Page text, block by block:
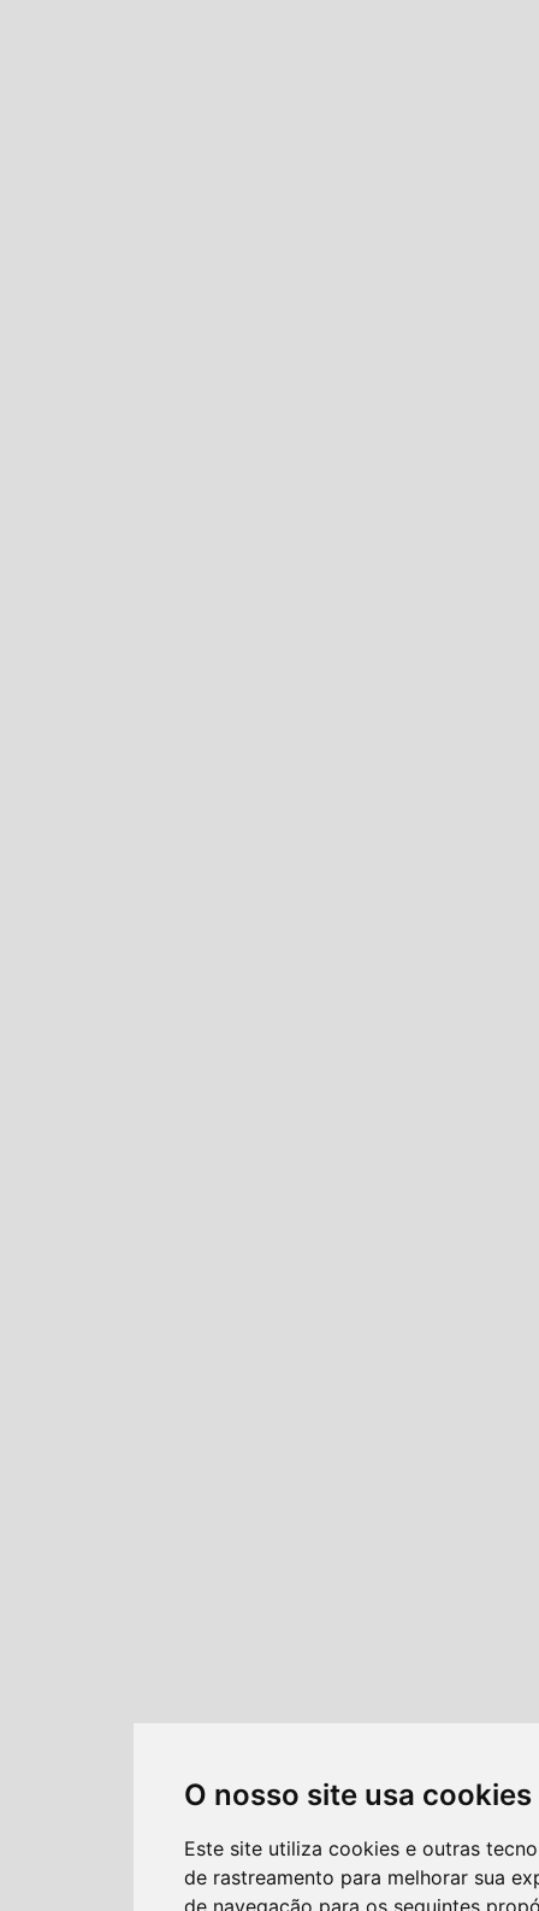
O nosso site usa cookies
Este site utiliza cookies e outras
de rastreamento para melhorar sua
de navegação para os seguintes